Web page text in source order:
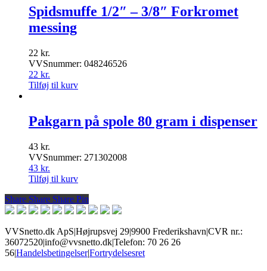
Spidsmuffe 1/2″ – 3/8″ Forkromet
messing
22 kr.
VVSnummer: 048246526
22 kr.
Tilføj til kurv
Pakgarn på spole 80 gram i dispenser
43 kr.
VVSnummer: 271302008
43 kr.
Tilføj til kurv
Share
Share Share Share Pin
VVSnetto.dk ApS|Højrupsvej 29|9900 Frederikshavn|CVR nr.:
36072520|info@vvsnetto.dk|Telefon: 70 26 26
56|Handelsbetingelser|Fortrydelsesret